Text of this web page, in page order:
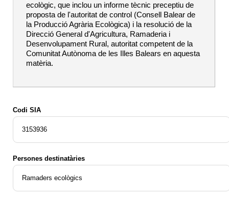
ecològic, que inclou un informe tècnic preceptiu de
proposta de l'autoritat de control (Consell Balear de
la Producció Agrària Ecològica) i la resolució de la
Direcció General d'Agricultura, Ramaderia i
Desenvolupament Rural, autoritat competent de la
Comunitat Autònoma de les Illes Balears en aquesta
matèria.
Codi SIA
3153936
Persones destinatàries
Ramaders ecològics